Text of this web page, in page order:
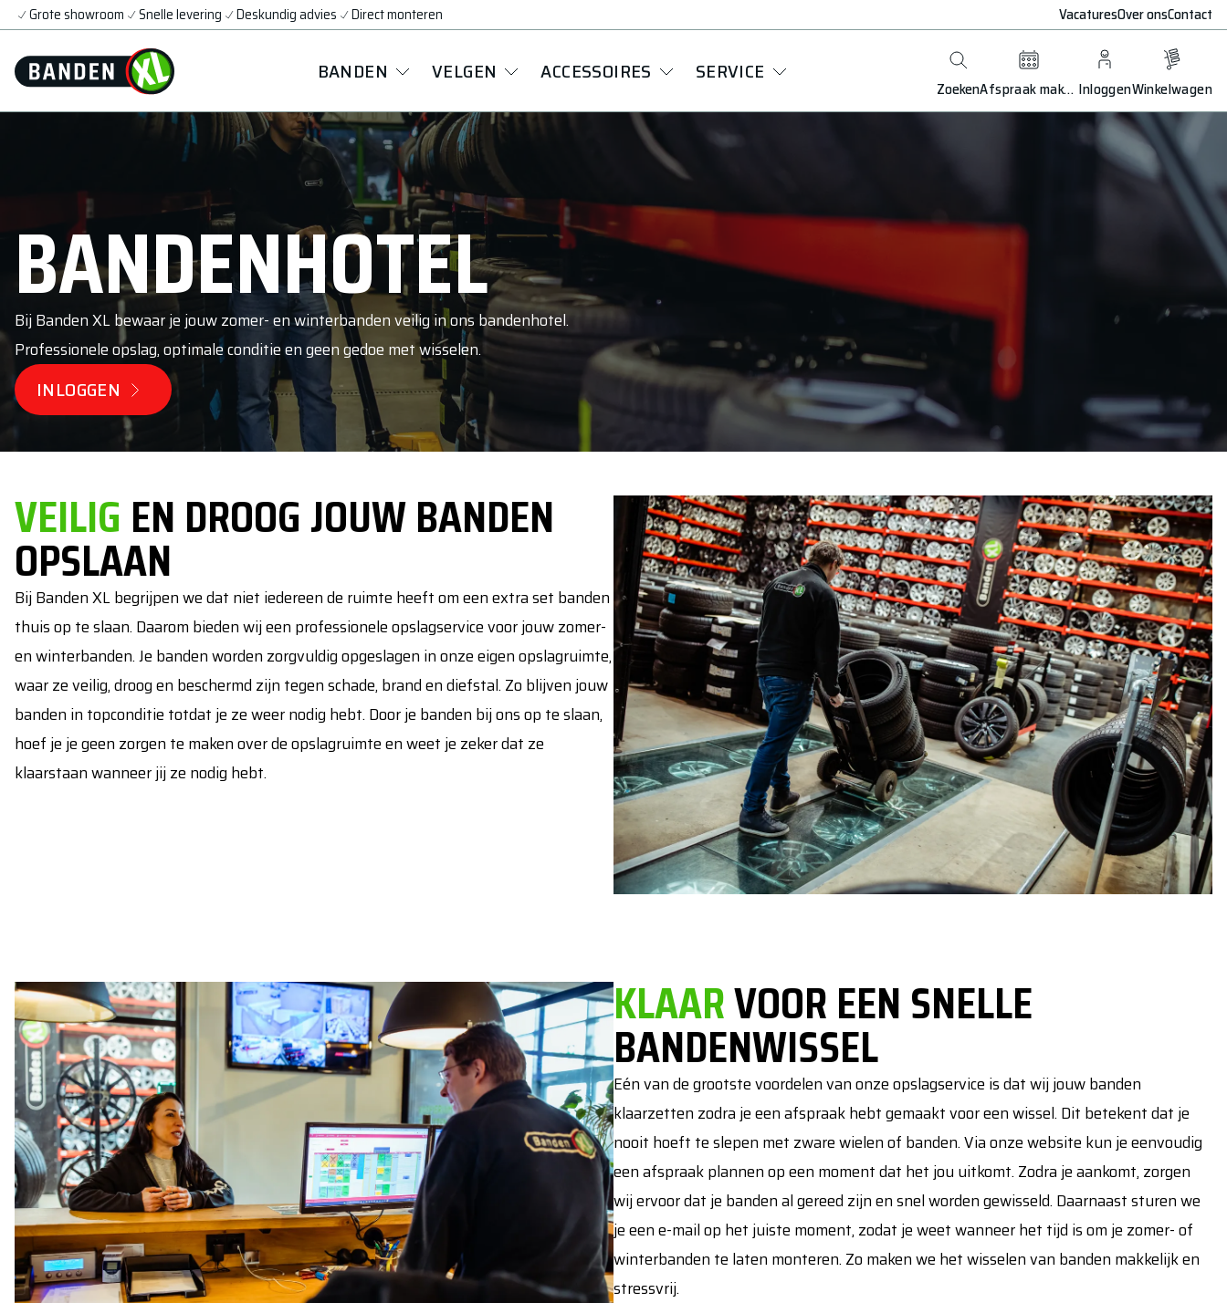
Grote showroom Snelle levering Deskundig advies Direct monteren VacaturesOver onsContact
BANDEN VELGEN ACCESSOIRES SERVICE
Zoeken Afspraak maken InloggenWinkelwagen
BANDENHOTEL
Bij Banden XL bewaar je jouw zomer- en winterbanden veilig in ons bandenhotel.
Professionele opslag, optimale conditie en geen gedoe met wisselen.
INLOGGEN
VEILIG EN DROOG JOUW BANDEN
OPSLAAN
Bij Banden XL begrijpen we dat niet iedereen de ruimte heeft om een extra set banden
thuis op te slaan. Daarom bieden wij een professionele opslagservice voor jouw zomer-
en winterbanden. Je banden worden zorgvuldig opgeslagen in onze eigen opslagruimte,
waar ze veilig, droog en beschermd zijn tegen schade, brand en diefstal. Zo blijven jouw
banden in topconditie totdat je ze weer nodig hebt. Door je banden bij ons op te slaan,
hoef je je geen zorgen te maken over de opslagruimte en weet je zeker dat ze
klaarstaan wanneer jij ze nodig hebt.
KLAARVOOR EEN SNELLE
BANDENWISSEL
Eén van de grootste voordelen van onze opslagservice is dat wij jouw banden
klaarzetten zodra je een afspraak hebt gemaakt voor een wissel. Dit betekent dat je
nooit hoeft te slepen met zware wielen of banden. Via onze website kun je eenvoudig
een afspraak plannen op een moment dat het jou uitkomt. Zodra je aankomt, zorgen
wij ervoor dat je banden al gereed zijn en snel worden gewisseld. Daarnaast sturen we
je een e-mail op het juiste moment, zodat je weet wanneer het tijd is om je zomer- of
winterbanden te laten monteren. Zo maken we het wisselen van banden makkelijk en
stressvrij.